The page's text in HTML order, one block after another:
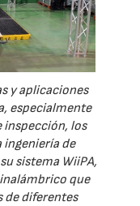
y aplicaciones
especialmente
inspección, los
ingeniería de
sistema WiiPA,
que
de diferentes